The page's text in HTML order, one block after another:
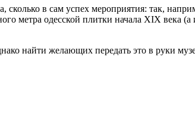
в сам успех мероприятия: так,
метра одесской плитки начала XIX века
найти желающих передать это в руки